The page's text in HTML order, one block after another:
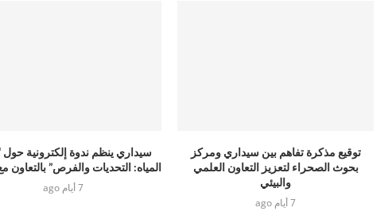
سيداري ينظم ندوة إلكترونية حول
المياه: التحديات والفرص” بالتعاون
7 أيام ago
توقيع مذكرة تفاهم بين سيداري ومركز
بحوث الصحراء لتعزيز التعاون العلمي
والبيئي
7 أيام ago